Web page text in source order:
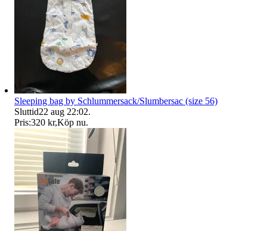
Sleeping bag by Schlummersack/Slumbersac (size 56)
Sluttid22 aug 22:02.
Pris:320 kr,Köp nu.